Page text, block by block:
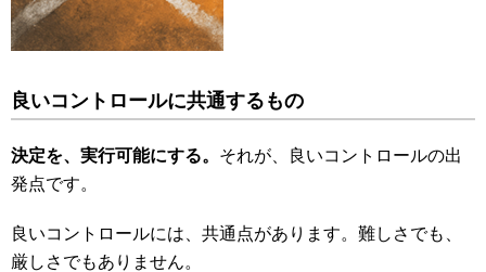
良いコントロールに共通するもの
決定を、実行可能にする。 それが、良いコントロールの出
発点です。
良いコントロールには、共通点があります。難しさでも、
厳しさでもありません。